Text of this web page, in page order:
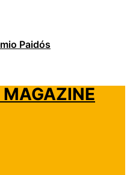
Paidós
MAGAZINE